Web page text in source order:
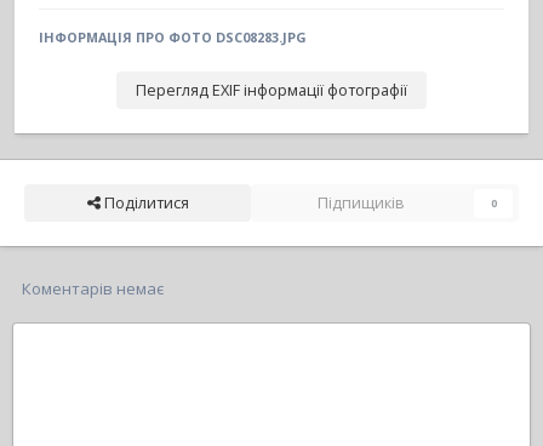
ІНФОРМАЦІЯ ПРО ФОТО DSC08283.JPG
Перегляд EXIF інформації фотографії
Поділитися Підпищиків 0
Коментарів немає